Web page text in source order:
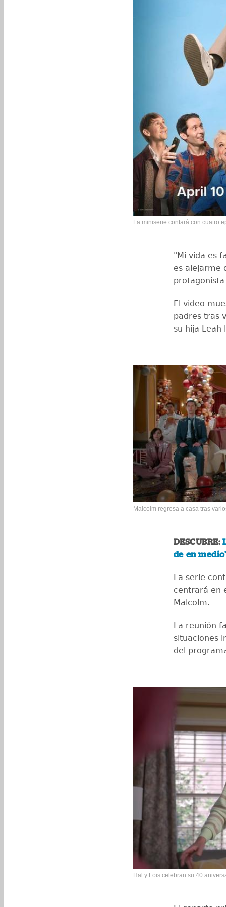
La miniserie contará con cuatro
"Mi vida es
es alejarme
El video
padres tras
su hija Leah
Malcolm regresa a casa tras
DESCUBRE:
de en
La serie
centrará en
Malcolm.
La reunión
situaciones
del
Hal y Lois celebran su 40